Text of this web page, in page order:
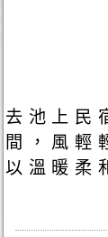
去池上民
間，風輕
以溫暖柔